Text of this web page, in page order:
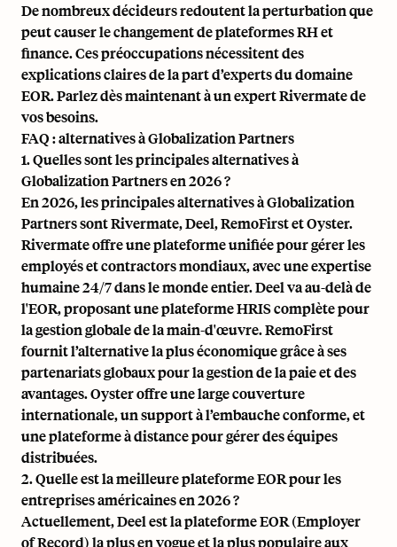
De nombreux décideurs redoutent la perturbation que
peut causer le changement de plateformes RH et
finance. Ces préoccupations nécessitent des
explications claires de la part d’experts du domaine
EOR.Parlez dès maintenant à un expert Rivermate de
vos besoins.
FAQ : alternatives à Globalization Partners
1. Quelles sont les principales alternatives à
Globalization Partners en 2026 ?
En 2026, les principales alternatives à Globalization
Partners sont Rivermate, Deel, RemoFirst et Oyster.
Rivermate offre une plateforme unifiée pour gérer les
employés et contractors mondiaux, avec une expertise
humaine 24/7 dans le monde entier. Deel va au-delà de
l'EOR, proposant une plateforme HRIS complète pour
la gestion globale de la main-d'œuvre. RemoFirst
fournit l’alternative la plus économique grâce à ses
partenariats globaux pour la gestion de la paie et des
avantages. Oyster offre une large couverture
internationale, un support à l’embauche conforme, et
une plateforme à distance pour gérer des équipes
distribuées.
2. Quelle est la meilleure plateforme EOR pour les
entreprises américaines en 2026 ?
Actuellement, Deel est la plateforme EOR (Employer
of Record) la plus en vogue et la plus populaire aux